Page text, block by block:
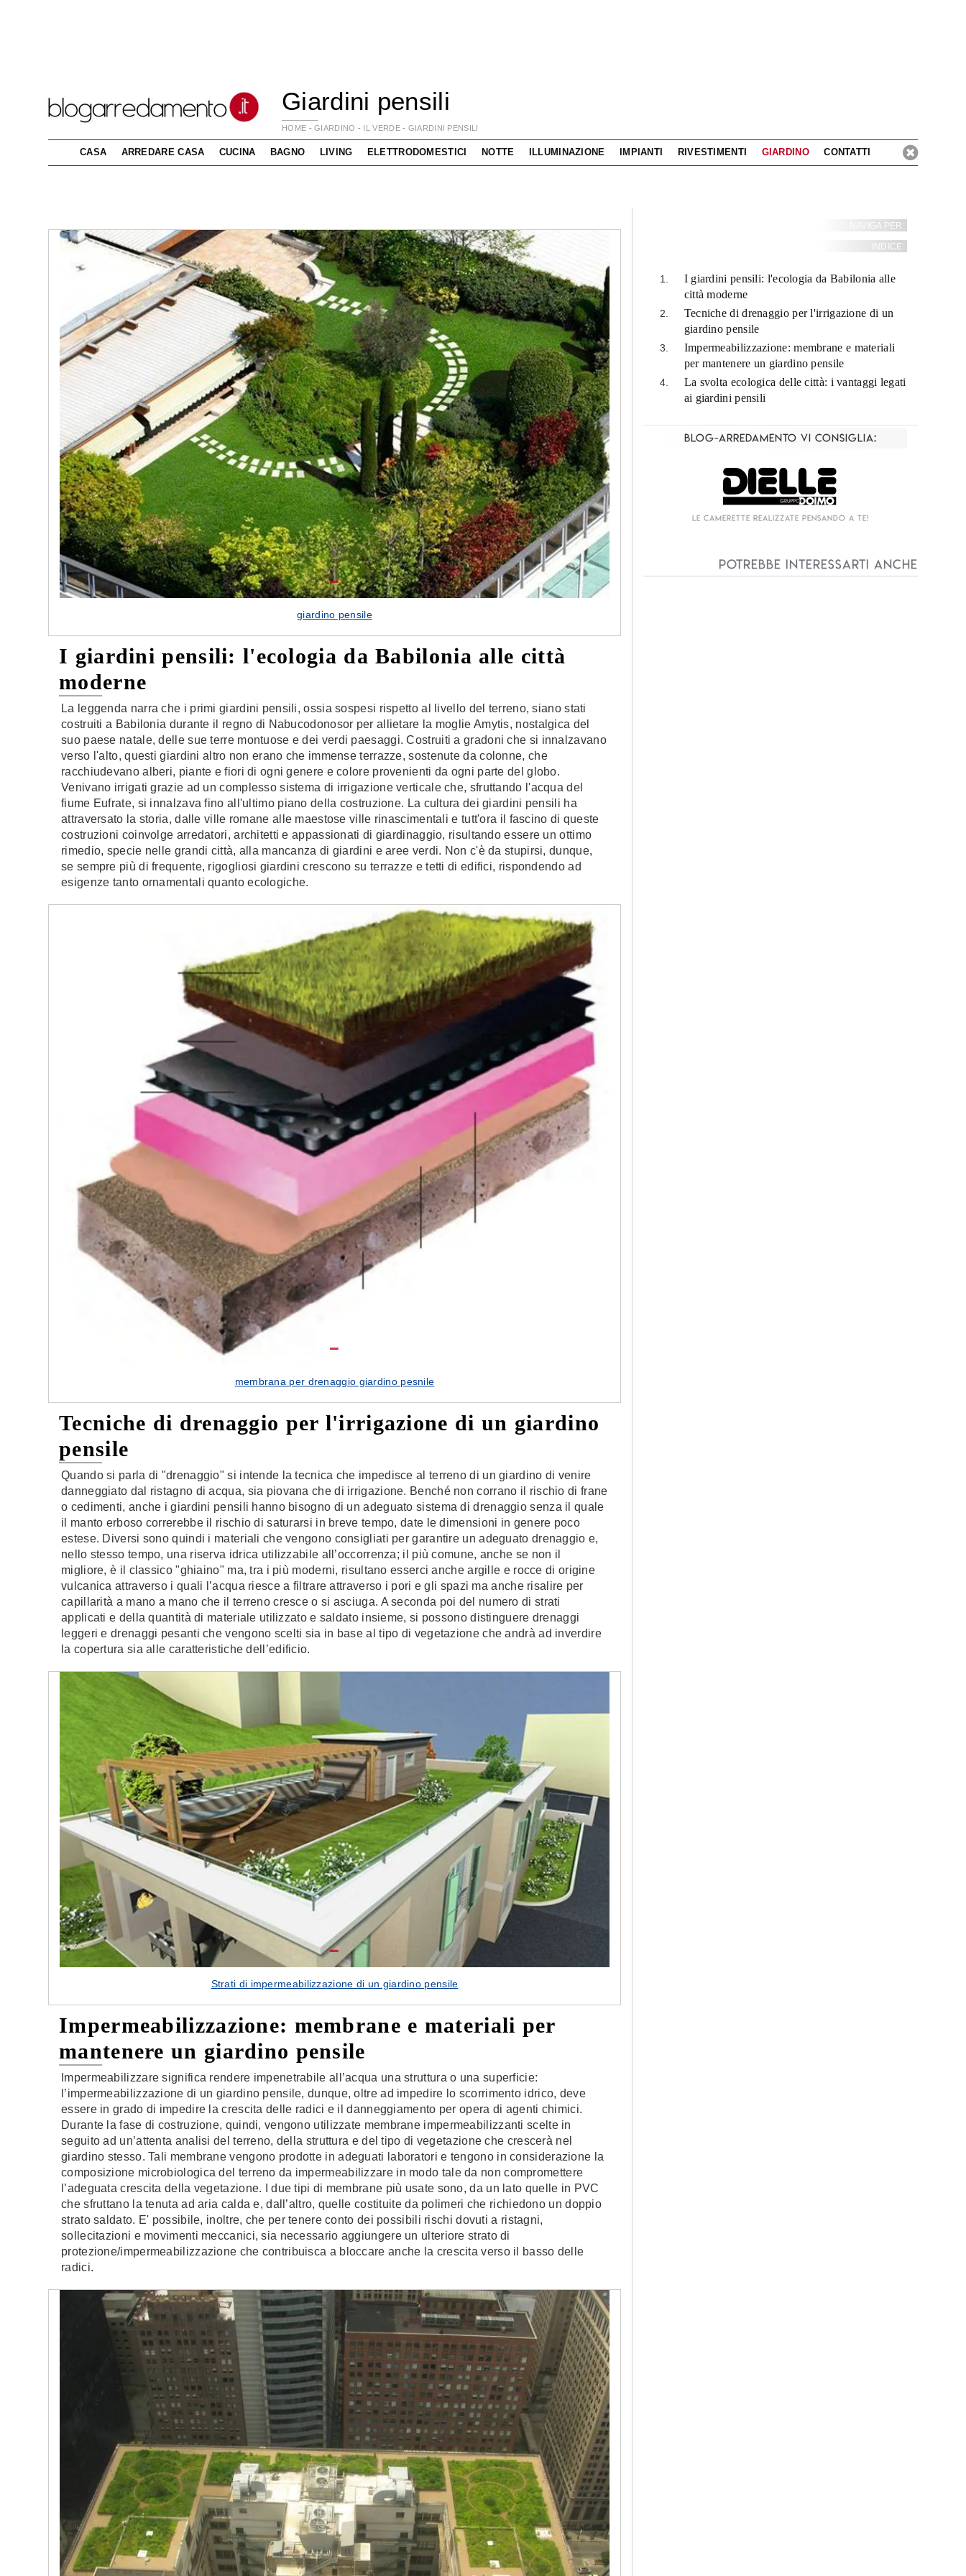
Giardini pensili
HOME -GIARDINO - IL VERDE - GIARDINI PENSILI
CASA ARREDARE CASA CUCINA BAGNO LIVING ELETTRODOMESTICI NOTTE ILLUMINAZIONE IMPIANTI RIVESTIMENTI GIARDINO CONTATTI
giardino pensile
I giardini pensili: l'ecologia da Babilonia alle città
moderne
La leggenda narra che i primi giardini pensili, ossia sospesi rispetto al livello del terreno, siano stati
costruiti a Babilonia durante il regno di Nabucodonosor per allietare la moglie Amytis, nostalgica del
suo paese natale, delle sue terre montuose e dei verdi paesaggi. Costruiti a gradoni che si innalzavano
verso l'alto, questi giardini altro non erano che immense terrazze, sostenute da colonne, che
racchiudevano alberi, piante e fiori di ogni genere e colore provenienti da ogni parte del globo.
Venivano irrigati grazie ad un complesso sistema di irrigazione verticale che, sfruttando l'acqua del
fiume Eufrate, si innalzava fino all'ultimo piano della costruzione. La cultura dei giardini pensili ha
attraversato la storia, dalle ville romane alle maestose ville rinascimentali e tutt'ora il fascino di queste
costruzioni coinvolge arredatori, architetti e appassionati di giardinaggio, risultando essere un ottimo
rimedio, specie nelle grandi città, alla mancanza di giardini e aree verdi. Non c'è da stupirsi, dunque,
se sempre più di frequente, rigogliosi giardini crescono su terrazze e tetti di edifici, rispondendo ad
esigenze tanto ornamentali quanto ecologiche.
membrana per drenaggio giardino pesnile
Tecniche di drenaggio per l'irrigazione di un giardino
pensile
Quando si parla di "drenaggio" si intende la tecnica che impedisce al terreno di un giardino di venire
danneggiato dal ristagno di acqua, sia piovana che di irrigazione. Benché non corrano il rischio di frane
o cedimenti, anche i giardini pensili hanno bisogno di un adeguato sistema di drenaggio senza il quale
il manto erboso correrebbe il rischio di saturarsi in breve tempo, date le dimensioni in genere poco
estese. Diversi sono quindi i materiali che vengono consigliati per garantire un adeguato drenaggio e,
nello stesso tempo, una riserva idrica utilizzabile all’occorrenza; il più comune, anche se non il
migliore, è il classico "ghiaino" ma, tra i più moderni, risultano esserci anche argille e rocce di origine
vulcanica attraverso i quali l’acqua riesce a filtrare attraverso i pori e gli spazi ma anche risalire per
capillarità a mano a mano che il terreno cresce o si asciuga. A seconda poi del numero di strati
applicati e della quantità di materiale utilizzato e saldato insieme, si possono distinguere drenaggi
leggeri e drenaggi pesanti che vengono scelti sia in base al tipo di vegetazione che andrà ad inverdire
la copertura sia alle caratteristiche dell’edificio.
Strati di impermeabilizzazione di un giardino pensile
Impermeabilizzazione: membrane e materiali per
mantenere un giardino pensile
Impermeabilizzare significa rendere impenetrabile all’acqua una struttura o una superficie:
l’impermeabilizzazione di un giardino pensile, dunque, oltre ad impedire lo scorrimento idrico, deve
essere in grado di impedire la crescita delle radici e il danneggiamento per opera di agenti chimici.
Durante la fase di costruzione, quindi, vengono utilizzate membrane impermeabilizzanti scelte in
seguito ad un’attenta analisi del terreno, della struttura e del tipo di vegetazione che crescerà nel
giardino stesso. Tali membrane vengono prodotte in adeguati laboratori e tengono in considerazione la
composizione microbiologica del terreno da impermeabilizzare in modo tale da non compromettere
l’adeguata crescita della vegetazione. I due tipi di membrane più usate sono, da un lato quelle in PVC
che sfruttano la tenuta ad aria calda e, dall’altro, quelle costituite da polimeri che richiedono un doppio
strato saldato. E' possibile, inoltre, che per tenere conto dei possibili rischi dovuti a ristagni,
sollecitazioni e movimenti meccanici, sia necessario aggiungere un ulteriore strato di
protezione/impermeabilizzazione che contribuisca a bloccare anche la crescita verso il basso delle
radici.
NAVIGA PER:
INDICE:
I giardini pensili: l'ecologia da Babilonia alle
città moderne
Tecniche di drenaggio per l'irrigazione di un
giardino pensile
Impermeabilizzazione: membrane e materiali
per mantenere un giardino pensile
La svolta ecologica delle città: i vantaggi legati
ai giardini pensili
Blog-Arredamento vi consiglia:
nostre porte Cappe cucina dal design innovativo
Le camerette realizzate pensando a te!
Potrebbe interessarti anche